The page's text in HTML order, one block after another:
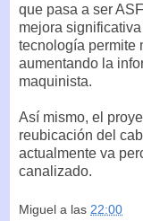
que pasa a ser
mejora
tecnología permite
aumentando la
maquinista.
Así mismo, el
reubicación del
actualmente va
canalizado.
Miguel a las 22:00